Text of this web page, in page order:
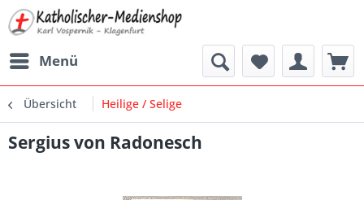
Menü
Übersicht Heilige / Selige
Sergius von Radonesch